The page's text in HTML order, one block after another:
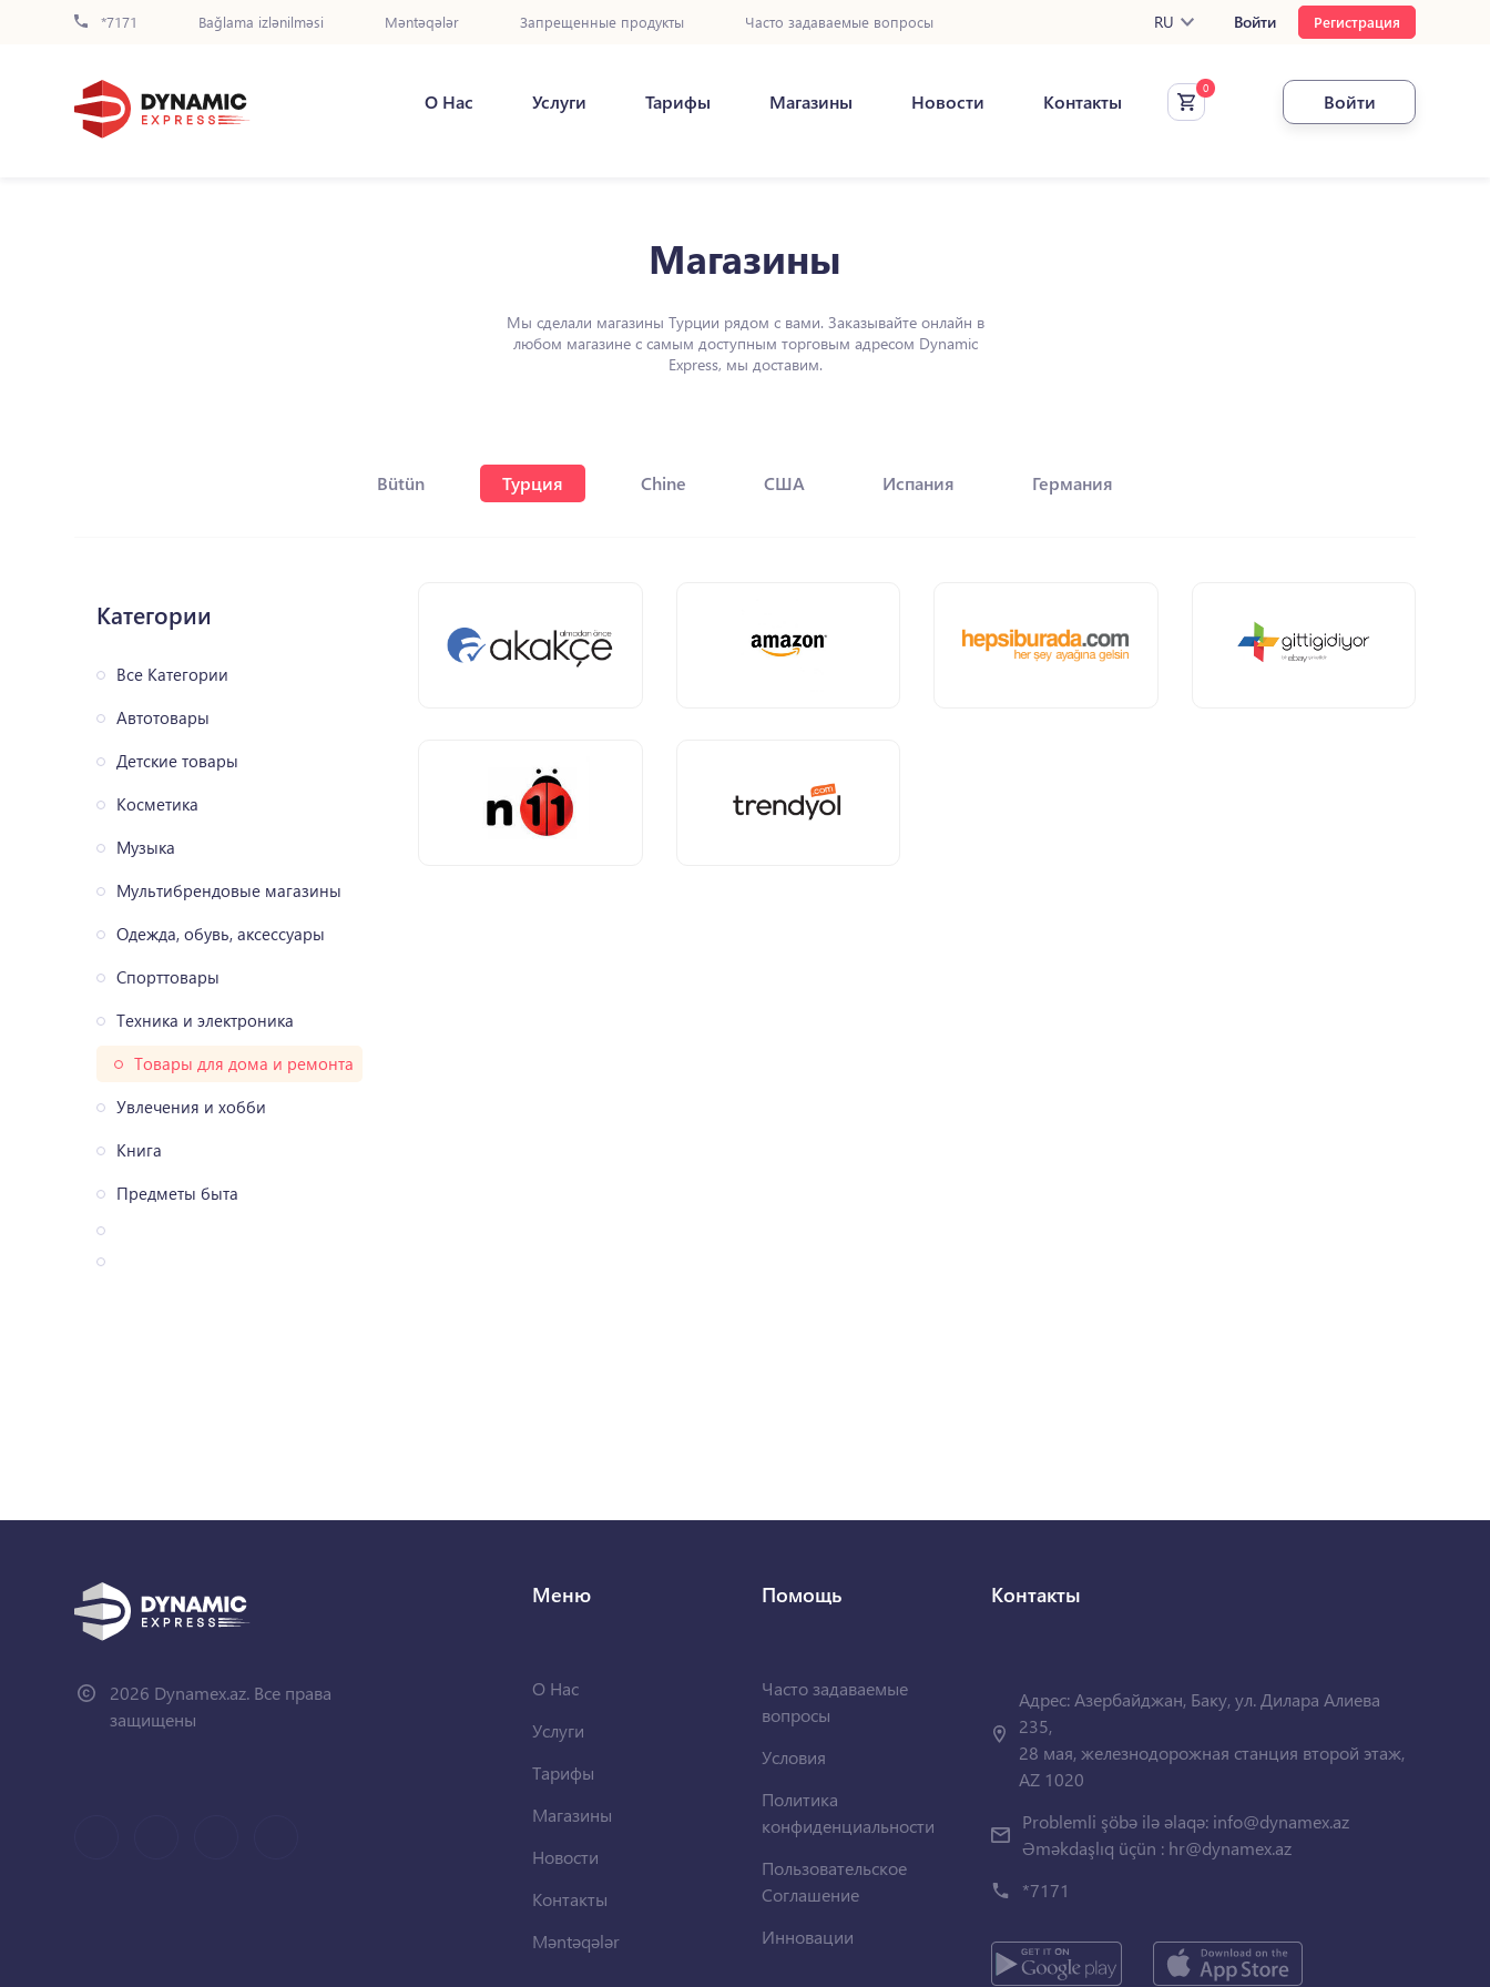
*7171 Bağlama izlənilməsi Məntəqələr Запрещенные продукты Часто задаваемые вопросы RU Войти Регистрация
О Нас Услуги Тарифы Магазины Новости Контакты Войти
Магазины
Мы сделали магазины Турции рядом с вами. Заказывайте онлайн в
любом магазине с самым доступным торговым адресом Dynamic
Express, мы доставим.
Bütün Турция Chine США Испания Германия
Категории
Все Категории
Автотовары
Детские товары
Косметика
Музыка
Мультибрендовые магазины
Одежда, обувь, аксессуары
Спорттовары
Техника и электроника
Товары для дома и ремонта
Увлечения и хобби
Книга
Предметы быта
2026 Dynamex.az. Все права
защищены
Меню
О Нас
Услуги
Тарифы
Магазины
Новости
Контакты
Məntəqələr
Помощь
Часто задаваемые
вопросы
Условия
Политика
конфиденциальности
Пользовательское
Соглашение
Инновации
Контакты
Адрес: Азербайджан, Баку, ул. Дилара Алиева
235,
28 мая, железнодорожная станция второй этаж,
AZ 1020
Problemli şöbə ilə əlaqə: info@dynamex.az
Əməkdaşlıq üçün : hr@dynamex.az
*7171